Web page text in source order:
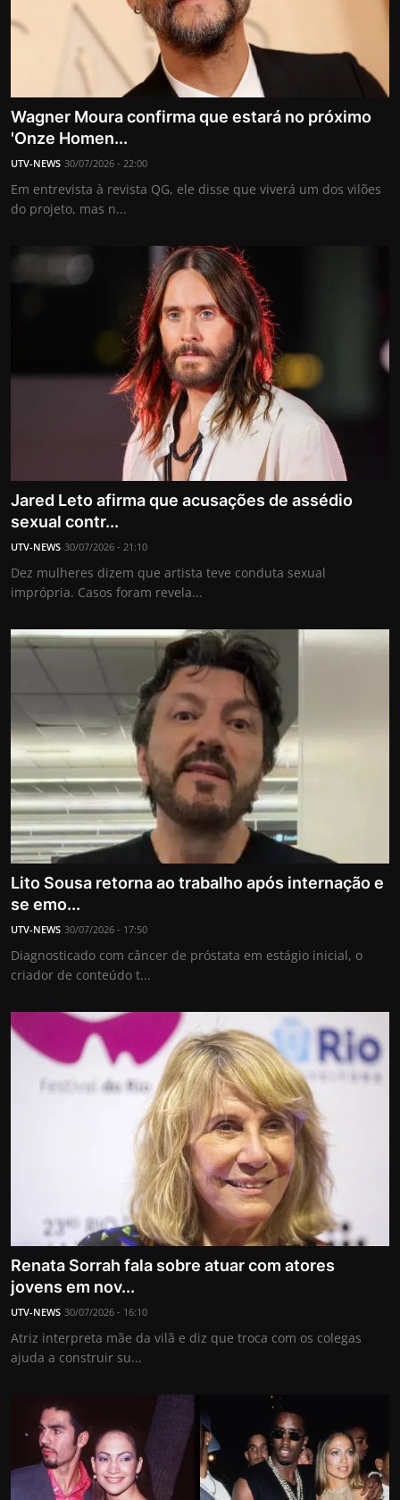
Wagner Moura confirma que estará no próximo
'Onze Homen...
UTV-NEWS 30/07/2026 - 22:00
Em entrevista à revista QG, ele disse que viverá um dos vilões
do projeto, mas n...
Jared Leto afirma que acusações de assédio
sexual contr...
UTV-NEWS 30/07/2026 - 21:10
Dez mulheres dizem que artista teve conduta sexual
imprópria. Casos foram revela...
Lito Sousa retorna ao trabalho após internação e
se emo...
UTV-NEWS 30/07/2026 - 17:50
Diagnosticado com câncer de próstata em estágio inicial, o
criador de conteúdo t...
Renata Sorrah fala sobre atuar com atores
jovens em nov...
UTV-NEWS 30/07/2026 - 16:10
Atriz interpreta mãe da vilã e diz que troca com os colegas
ajuda a construir su...